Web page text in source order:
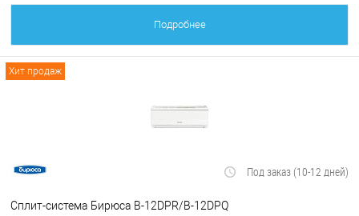
Подробнее
Хит продаж
Под заказ (10-12 дней)
Сплит-система Бирюса B-12DPR/B-12DPQ